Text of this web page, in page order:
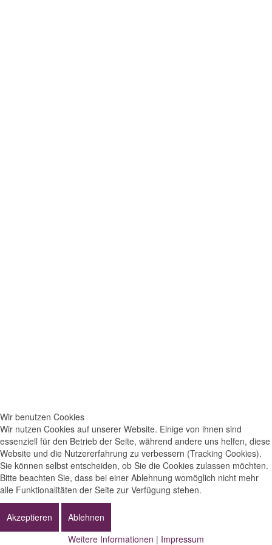
Wir benutzen Cookies
Wir nutzen Cookies auf unserer Website. Einige von ihnen sind
essenziell für den Betrieb der Seite, während andere uns helfen, diese
Website und die Nutzererfahrung zu verbessern (Tracking Cookies).
Sie können selbst entscheiden, ob Sie die Cookies zulassen möchten.
Bitte beachten Sie, dass bei einer Ablehnung womöglich nicht mehr
alle Funktionalitäten der Seite zur Verfügung stehen.
Akzeptieren
Ablehnen
Weitere Informationen | Impressum